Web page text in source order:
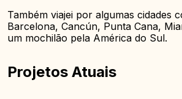
Também viajei por algumas cidades
Barcelona, Cancún, Punta Cana,
um mochilão pela América do Sul.
Projetos Atuais